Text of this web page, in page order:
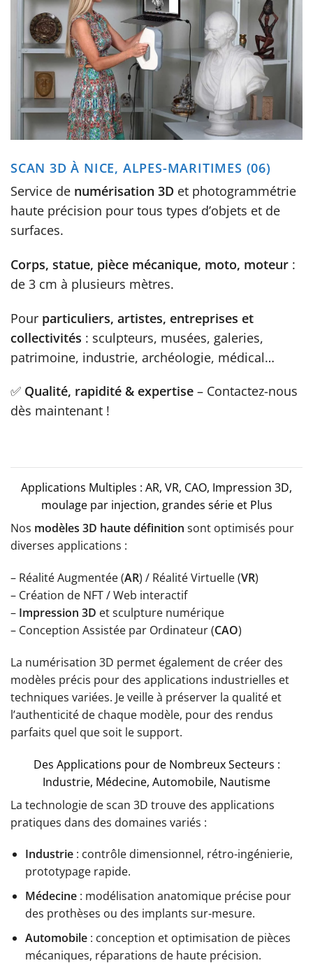
SCAN 3D À NICE, ALPES-MARITIMES (06)
Service de numérisation 3D et photogrammétrie
haute précision pour tous types d’objets et de
surfaces.
Corps, statue, pièce mécanique, moto, moteur :
de 3 cm à plusieurs mètres.
Pour particuliers, artistes, entreprises et
collectivités : sculpteurs, musées, galeries,
patrimoine, industrie, archéologie, médical…
✅ Qualité, rapidité & expertise – Contactez-nous
dès maintenant !
Applications Multiples : AR, VR, CAO, Impression 3D,
moulage par injection, grandes série et Plus
Nos modèles 3D haute définition sont optimisés pour
diverses applications :
– Réalité Augmentée (AR) / Réalité Virtuelle (VR)
– Création de NFT / Web interactif
– Impression 3D et sculpture numérique
– Conception Assistée par Ordinateur (CAO)
La numérisation 3D permet également de créer des
modèles précis pour des applications industrielles et
techniques variées. Je veille à préserver la qualité et
l’authenticité de chaque modèle, pour des rendus
parfaits quel que soit le support.
Des Applications pour de Nombreux Secteurs :
Industrie, Médecine, Automobile, Nautisme
La technologie de scan 3D trouve des applications
pratiques dans des domaines variés :
Industrie: contrôle dimensionnel, rétro-ingénierie,
prototypage rapide.
Médecine: modélisation anatomique précise pour
des prothèses ou des implants sur-mesure.
Automobile: conception et optimisation de pièces
mécaniques, réparations de haute précision.